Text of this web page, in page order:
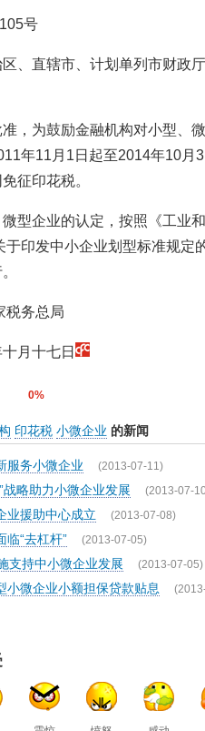
号
、直辖市、计划单列市财政
，为鼓励金融机构对小型、
年11月1日起至2014年10月
征印花税。
微型企业的认定，按照《工业
于印发中小企业划型标准规定
税务总局
月十七日
0%
印花税 小微企业 的新闻
服务小微企业 (2013-07-11)
战略助力小微企业发展 (2013-07-
业援助中心成立 (2013-07-08)
临“去杠杆” (2013-07-05)
支持中小微企业发展 (2013-07-05)
小微企业小额担保贷款贴息